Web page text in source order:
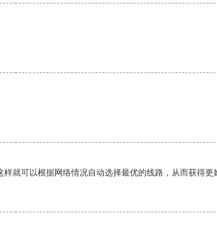
就可以根据网络情况自动选择最优的线路，从而获得更